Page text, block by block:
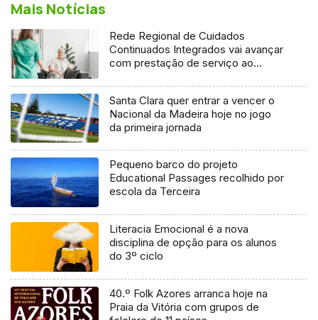
Mais Notícias
Rede Regional de Cuidados
Continuados Integrados vai avançar
com prestação de serviço ao
Santa Clara quer entrar a vencer o
Nacional da Madeira hoje no jogo
da primeira jornada
Pequeno barco do projeto
Educational Passages recolhido por
escola da Terceira
Literacia Emocional é a nova
disciplina de opção para os alunos
do 3º ciclo
40.º Folk Azores arranca hoje na
Praia da Vitória com grupos de